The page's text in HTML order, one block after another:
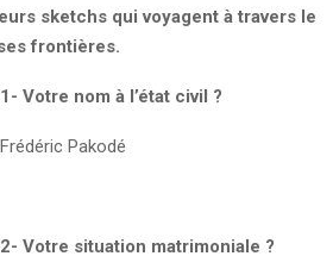
sketchs qui voyagent à travers le
frontières.
1- Votre nom à l’état civil ?
Frédéric Pakodé
2- Votre situation matrimoniale ?